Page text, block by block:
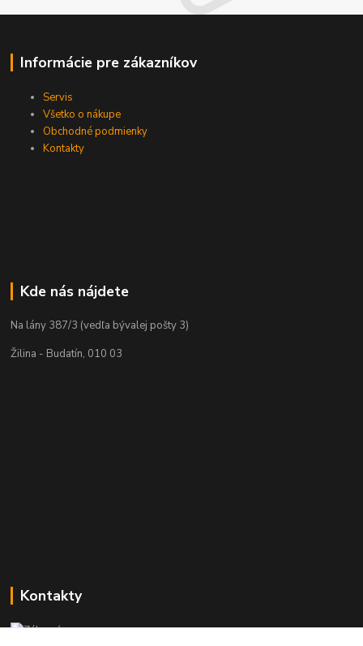
Informácie pre zákazníkov
Servis
Všetko o nákupe
Obchodné podmienky
Kontakty
Kde nás nájdete
Na lány 387/3 (vedľa bývalej pošty 3)
Žilina - Budatín, 010 03
Kontakty